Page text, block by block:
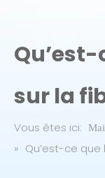
sur la
Vous êtes ici:
» Qu’est-ce que